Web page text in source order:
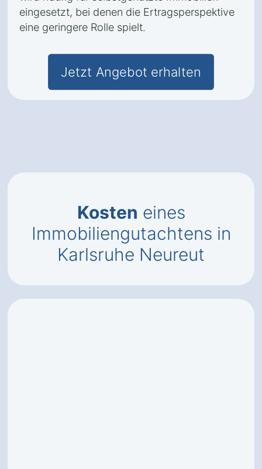
eingesetzt, bei denen die Ertragsperspektive
eine geringere Rolle spielt.
Jetzt Angebot erhalten
Kosten eines
Immobiliengutachtens in
Karlsruhe Neureut